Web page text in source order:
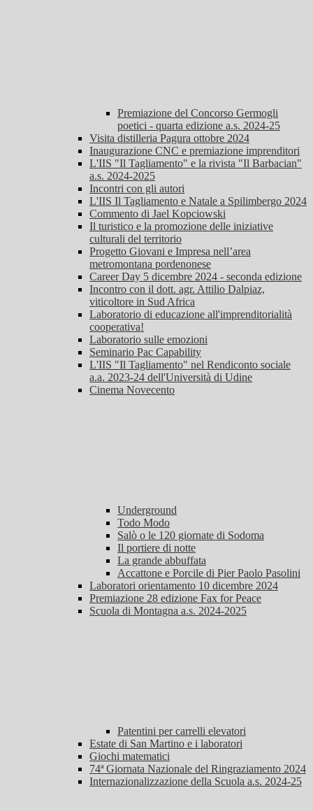
Premiazione del Concorso Germogli
poetici - quarta edizione a.s. 2024-25
Visita distilleria Pagura ottobre 2024
Inaugurazione CNC e premiazione imprenditori
L'IIS "Il Tagliamento" e la rivista "Il Barbacian"
a.s. 2024-2025
Incontri con gli autori
L'IIS Il Tagliamento e Natale a Spilimbergo 2024
Commento di Jael Kopciowski
Il turistico e la promozione delle iniziative
culturali del territorio
Progetto Giovani e Impresa nell’area
metromontana pordenonese
Career Day 5 dicembre 2024 - seconda edizione
Incontro con il dott. agr. Attilio Dalpiaz,
viticoltore in Sud Africa
Laboratorio di educazione all'imprenditorialità
cooperativa!
Laboratorio sulle emozioni
Seminario Pac Capability
L'IIS "Il Tagliamento" nel Rendiconto sociale
a.a. 2023-24 dell'Università di Udine
Cinema Novecento
Underground
Todo Modo
Salò o le 120 giornate di Sodoma
Il portiere di notte
La grande abbuffata
Accattone e Porcile di Pier Paolo Pasolini
Laboratori orientamento 10 dicembre 2024
Premiazione 28 edizione Fax for Peace
Scuola di Montagna a.s. 2024-2025
Patentini per carrelli elevatori
Estate di San Martino e i laboratori
Giochi matematici
74ª Giornata Nazionale del Ringraziamento 2024
Internazionalizzazione della Scuola a.s. 2024-25